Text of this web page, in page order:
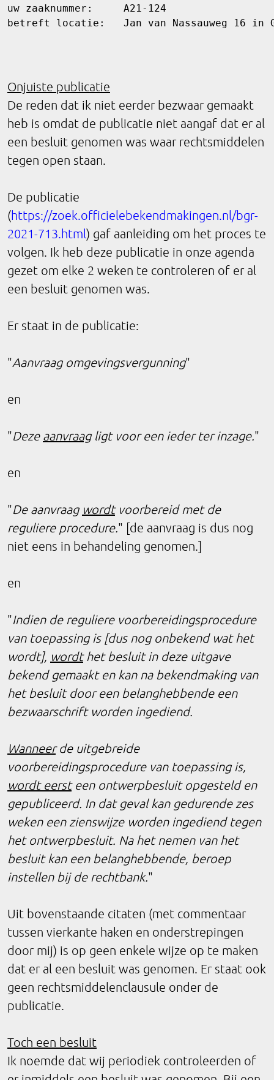
uw zaaknummer:     A21-124
betreft locatie:   Jan van Nassauweg 16 in
Onjuiste publicatie
De reden dat ik niet eerder bezwaar gemaakt
heb is omdat de publicatie niet aangaf dat er al
een besluit genomen was waar rechtsmiddelen
tegen open staan.
De publicatie
(https://zoek.officielebekendmakingen.nl/bgr-
2021-713.html) gaf aanleiding om het proces te
volgen. Ik heb deze publicatie in onze agenda
gezet om elke 2 weken te controleren of er al
een besluit genomen was.
Er staat in de publicatie:
"Aanvraag omgevingsvergunning"
en
"Deze aanvraagligt voor een ieder ter inzage."
en
"De aanvraag wordtvoorbereid met de
reguliere procedure." [de aanvraag is dus nog
niet eens in behandeling genomen.]
en
"Indien de reguliere voorbereidingsprocedure
van toepassing is [dus nog onbekend wat het
wordt], wordthet besluit in deze uitgave
bekend gemaakt en kan na bekendmaking van
het besluit door een belanghebbende een
bezwaarschrift worden ingediend.
Wanneerde uitgebreide
voorbereidingsprocedure van toepassing is,
wordt eersteen ontwerpbesluit opgesteld en
gepubliceerd. In dat geval kan gedurende zes
weken een zienswijze worden ingediend tegen
het ontwerpbesluit. Na het nemen van het
besluit kan een belanghebbende, beroep
instellen bij de rechtbank."
Uit bovenstaande citaten (met commentaar
tussen vierkante haken en onderstrepingen
door mij) is op geen enkele wijze op te maken
dat er al een besluit was genomen. Er staat ook
geen rechtsmiddelenclausule onder de
publicatie.
Toch een besluit
Ik noemde dat wij periodiek controleerden of